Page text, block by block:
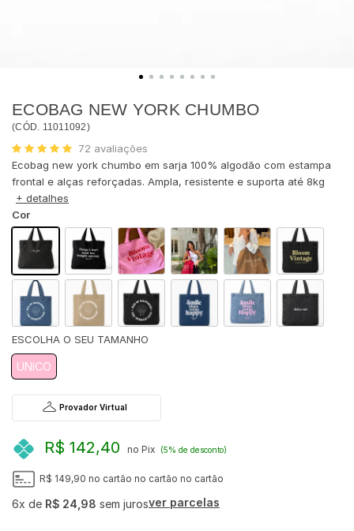
ECOBAG NEW YORK CHUMBO
(CÓD. 11011092)
72 avaliações
Ecobag new york chumbo em sarja 100% algodão com estampa
frontal e alças reforçadas. Ampla, resistente e suporta até 8kg
+ detalhes
Cor
UNICO
Provador Virtual
R$ 142,40 no Pix (5% de desconto)
R$ 149,90 no cartão no cartão no cartão
6x de R$ 24,98 sem jurosver parcelas